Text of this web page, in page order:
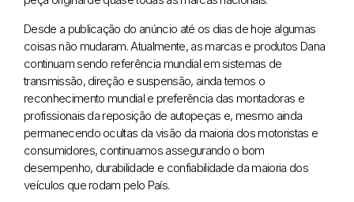
Desde a publicação do anúncio até os dias de hoje algumas
coisas não mudaram. Atualmente, as marcas e produtos Dana
continuam sendo referência mundial em sistemas de
transmissão, direção e suspensão, ainda temos o
reconhecimento mundial e preferência das montadoras e
profissionais da reposição de autopeças e, mesmo ainda
permanecendo ocultas da visão da maioria dos motoristas e
consumidores, continuamos assegurando o bom
desempenho, durabilidade e confiabilidade da maioria dos
veículos que rodam pelo País.